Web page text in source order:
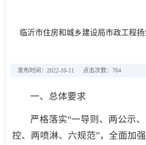
临沂市住房和城乡建设局市政工程
发布时间：2022-10-11 点击次数： 764
一、总体要求
严格落实“一导则、两公示
控、两喷淋、六规范”，全面加